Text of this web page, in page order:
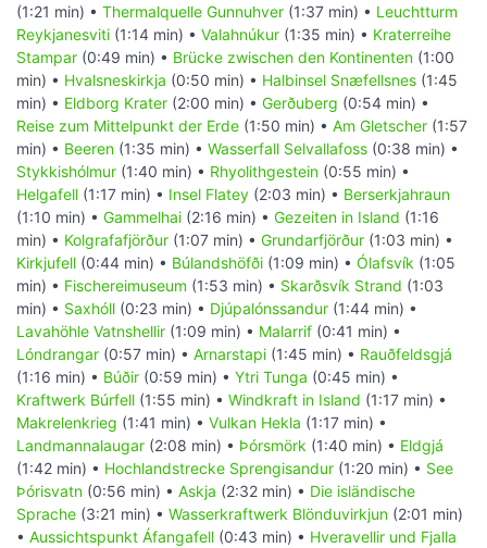
(1:21 min) • Thermalquelle Gunnuhver (1:37 min) • Leuchtturm
Reykjanesviti (1:14 min) • Valahnúkur (1:35 min) • Kraterreihe
Stampar (0:49 min) • Brücke zwischen den Kontinenten (1:00
min) • Hvalsneskirkja (0:50 min) • Halbinsel Snæfellsnes (1:45
min) • Eldborg Krater (2:00 min) • Gerðuberg (0:54 min) •
Reise zum Mittelpunkt der Erde (1:50 min) • Am Gletscher (1:57
min) • Beeren (1:35 min) • Wasserfall Selvallafoss (0:38 min) •
Stykkishólmur (1:40 min) • Rhyolithgestein (0:55 min) •
Helgafell (1:17 min) • Insel Flatey (2:03 min) • Berserkjahraun
(1:10 min) • Gammelhai (2:16 min) • Gezeiten in Island (1:16
min) • Kolgrafafjörður (1:07 min) • Grundarfjörður (1:03 min) •
Kirkjufell (0:44 min) • Búlandshöfði (1:09 min) • Ólafsvík (1:05
min) • Fischereimuseum (1:53 min) • Skarðsvík Strand (1:03
min) • Saxhóll (0:23 min) • Djúpalónssandur (1:44 min) •
Lavahöhle Vatnshellir (1:09 min) • Malarrif (0:41 min) •
Lóndrangar (0:57 min) • Arnarstapi (1:45 min) • Rauðfeldsgjá
(1:16 min) • Búðir (0:59 min) • Ytri Tunga (0:45 min) •
Kraftwerk Búrfell (1:55 min) • Windkraft in Island (1:17 min) •
Makrelenkrieg (1:41 min) • Vulkan Hekla (1:17 min) •
Landmannalaugar (2:08 min) • Þórsmörk (1:40 min) • Eldgjá
(1:42 min) • Hochlandstrecke Sprengisandur (1:20 min) • See
Þórisvatn (0:56 min) • Askja (2:32 min) • Die isländische
Sprache (3:21 min) • Wasserkraftwerk Blönduvirkjun (2:01 min)
• Aussichtspunkt Áfangafell (0:43 min) • Hveravellir und Fjalla